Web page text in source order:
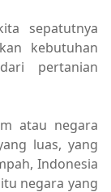
sepatutnya
kebutuhan
pertanian
atau negara
luas, yang
Indonesia
negara yang